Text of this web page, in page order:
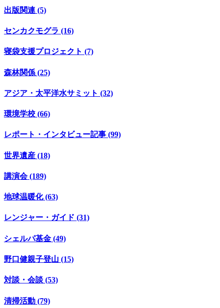
出版関連 (5)
センカクモグラ (16)
寝袋支援プロジェクト (7)
森林関係 (25)
アジア・太平洋水サミット (32)
環境学校 (66)
レポート・インタビュー記事 (99)
世界遺産 (18)
講演会 (189)
地球温暖化 (63)
レンジャー・ガイド (31)
シェルパ基金 (49)
野口健親子登山 (15)
対談・会談 (53)
清掃活動 (79)